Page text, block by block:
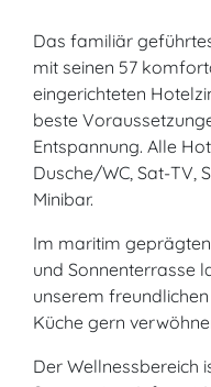
Das familiär
mit seinen 57
eingerichteten
beste
Entspannung. Alle
Dusche/WC, Sat-TV,
Minibar.
Im maritim
und Sonnenterrasse
unserem
Küche gern
Der Wellnessbereich